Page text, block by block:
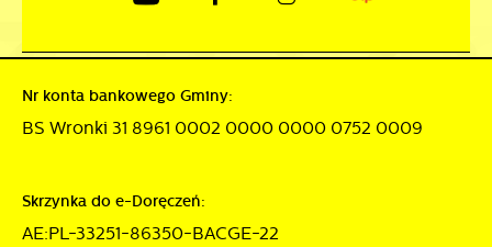
Nr konta bankowego Gminy:
BS Wronki 31 8961 0002 0000 0000 0752 0009
Skrzynka do e-Doręczeń:
AE:PL-33251-86350-BACGE-22